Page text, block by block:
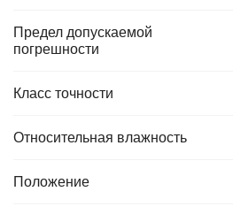
Предел допускаемой
погрешности
Класс точности
Относительная влажность
Положение